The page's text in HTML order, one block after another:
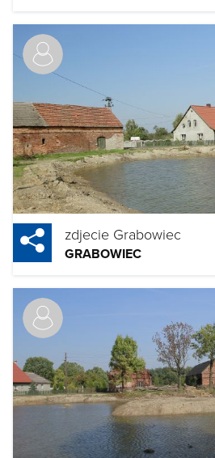
zdjecie Grabowiec
GRABOWIEC